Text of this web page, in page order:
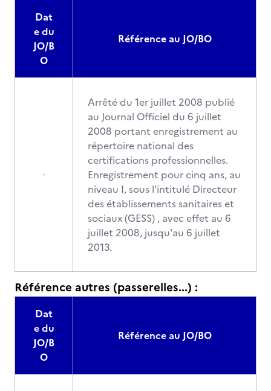
Dat
e du
JO/B
O
Référence au JO/BO
-
Arrêté du 1er juillet 2008 publié
au Journal Officiel du 6 juillet
2008 portant enregistrement au
répertoire national des
certifications professionnelles.
Enregistrement pour cinq ans, au
niveau I, sous l'intitulé Directeur
des établissements sanitaires et
sociaux (GESS) , avec effet au 6
juillet 2008, jusqu'au 6 juillet
2013.
Référence autres (passerelles...) :
Dat
e du
JO/B
O
Référence au JO/BO